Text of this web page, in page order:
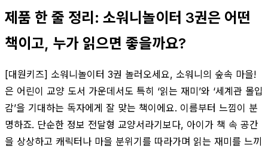
제품 한 줄 정리: 소워니놀이터 3권은 어떤
책이고, 누가 읽으면 좋을까요?
[대원키즈] 소워니놀이터 3권 놀러오세요, 소워니의 숲속 마을!
은 어린이 교양 도서 가운데서도 특히 ‘읽는 재미’와 ‘세계관 몰입
감’을 기대하는 독자에게 잘 맞는 책이에요. 이름부터 느낌이 분
명하죠. 단순한 정보 전달형 교양서라기보다, 아이가 책 속 공간
을 상상하고 캐릭터나 마을 분위기를 따라가며 읽는 재미를 느끼